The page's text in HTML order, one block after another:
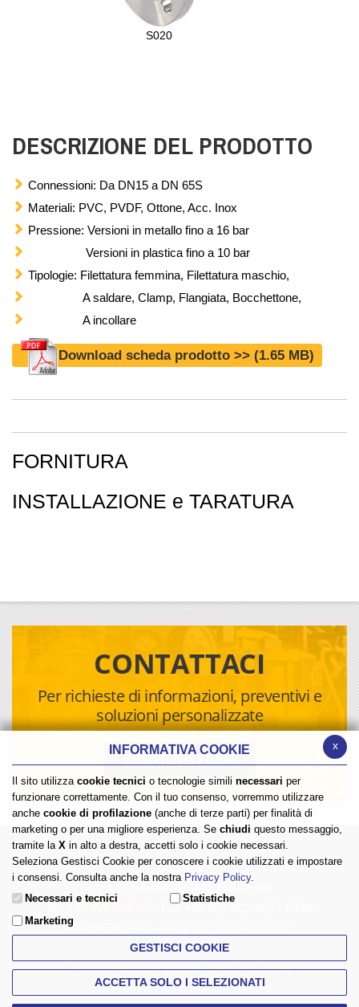
S020
DESCRIZIONE DEL PRODOTTO
Connessioni: Da DN15 a DN 65S
Materiali: PVC, PVDF, Ottone, Acc. Inox
Pressione: Versioni in metallo fino a 16 bar
Versioni in plastica fino a 10 bar
Tipologie: Filettatura femmina, Filettatura maschio,
A saldare, Clamp, Flangiata, Bocchettone,
A incollare
Download scheda prodotto >> (1.65 MB)
FORNITURA
INSTALLAZIONE e TARATURA
CONTATTACI
Per richieste di informazioni, preventivi e
soluzioni personalizzate
COMPILA IL FORM
COMER
- Via G. Rivani, 33 - 40138 Bologna
- Fax +39 051 6010482 - P.IVA
IT04088760378 -
Privacy Policy Cookie Policy Credits
x
INFORMATIVA COOKIE
Il sito utilizza cookie tecnici o tecnologie simili necessari per
funzionare correttamente. Con il tuo consenso, vorremmo utilizzare
anche cookie di profilazione (anche di terze parti) per finalità di
marketing o per una migliore esperienza. Se chiudi questo messaggio,
tramite la X in alto a destra, accetti solo i cookie necessari.
Seleziona Gestisci Cookie per conoscere i cookie utilizzati e impostare
i consensi. Consulta anche la nostra Privacy Policy.
Necessari e tecnici
Statistiche
Marketing
GESTISCI COOKIE
ACCETTA SOLO I SELEZIONATI